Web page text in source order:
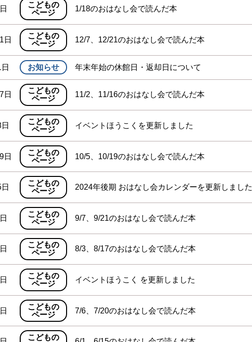
こどもの
ページ
1/18のおはなし会で読んだ本
日
こどもの
ページ
12/7、12/21のおはなし会で読んだ本
お知らせ 年末年始の休館日・返却日について
日
こどもの
ページ
11/2、11/16のおはなし会で読んだ本
こどもの
ページ
イベントほうこくを更新しました
日
こどもの
ページ
10/5、10/19のおはなし会で読んだ本
こどもの
ページ
2024年後期 おはなし会カレンダーを更新しました
こどもの
ページ
9/7、9/21のおはなし会で読んだ本
こどもの
ページ
8/3、8/17のおはなし会で読んだ本
こどもの
ページ
イベントほうこく を更新しました
こどもの
ページ
7/6、7/20のおはなし会で読んだ本
こどもの